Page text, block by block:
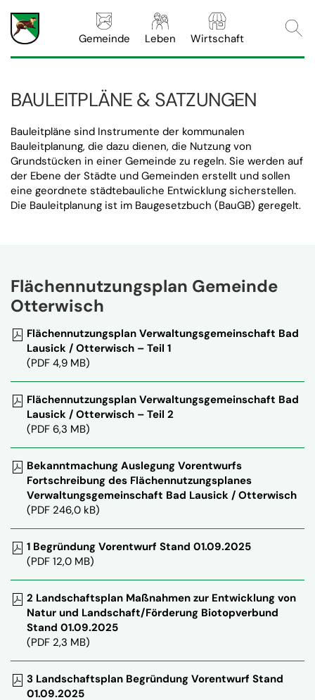
Gemeinde Leben Wirtschaft
BAULEITPLÄNE & SATZUNGEN
Bauleitpläne sind Instrumente der kommunalen
Bauleitplanung, die dazu dienen, die Nutzung von
Grundstücken in einer Gemeinde zu regeln. Sie werden auf
der Ebene der Städte und Gemeinden erstellt und sollen
eine geordnete städtebauliche Entwicklung sicherstellen.
Die Bauleitplanung ist im Baugesetzbuch (BauGB) geregelt.
Flächennutzungsplan Gemeinde
Otterwisch
Flächennutzungsplan Verwaltungsgemeinschaft Bad
Lausick / Otterwisch – Teil 1
(PDF 4,9 MB)
Flächennutzungsplan Verwaltungsgemeinschaft Bad
Lausick / Otterwisch – Teil 2
(PDF 6,3 MB)
Bekanntmachung Auslegung Vorentwurfs
Fortschreibung des Flächennutzungsplanes
Verwaltungsgemeinschaft Bad Lausick / Otterwisch
(PDF 246,0 kB)
1 Begründung Vorentwurf Stand 01.09.2025
(PDF 12,0 MB)
2 Landschaftsplan Maßnahmen zur Entwicklung von
Natur und Landschaft/Förderung Biotopverbund
Stand 01.09.2025
(PDF 2,3 MB)
3 Landschaftsplan Begründung Vorentwurf Stand
01.09.2025